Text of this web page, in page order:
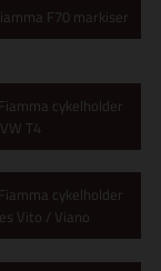
F70 markiser
cykelholder
T4
cykelholder
Vito / Viano